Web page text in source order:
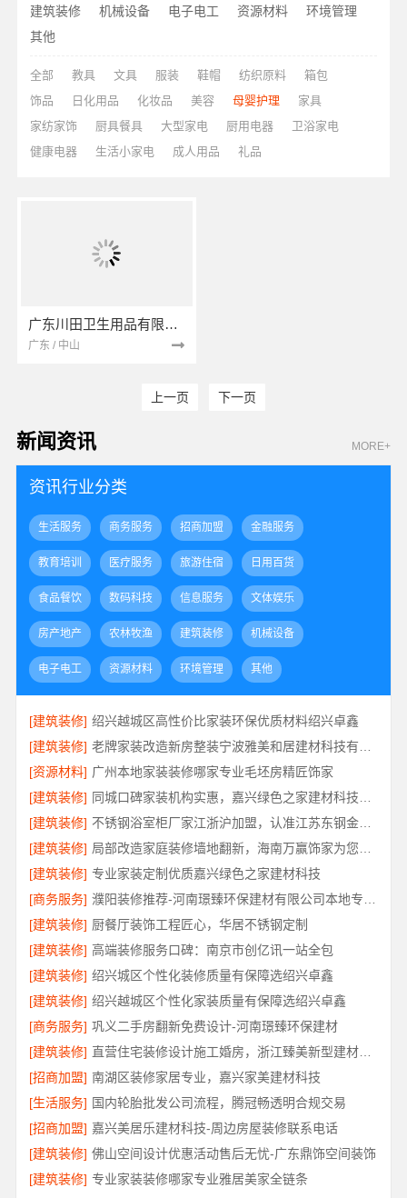
建筑装修
机械设备 电子电工 资源材料
环境管理
其他
全部 教具 文具 服装 鞋帽 纺织原料
箱包
饰品
日化用品 化妆品 美容 母婴护理
家具
家纺家饰
厨具餐具 大型家电 厨用电器
卫浴家电
健康电器
生活小家电 成人用品 礼品
广东川田卫生用品有限公司
广东 / 中山
上一页 下一页
新闻资讯 MORE+
资讯行业分类
生活服务 商务服务 招商加盟 金融服务
教育培训 医疗服务 旅游住宿 日用百货
食品餐饮 数码科技 信息服务 文体娱乐
房产地产 农林牧渔 建筑装修 机械设备
电子电工 资源材料 环境管理 其他
[建筑装修] 绍兴越城区高性价比家装环保优质材料绍兴卓鑫
[建筑装修]
[资源材料] 广州本地家装装修哪家专业毛坯房精匠饰家
[建筑装修]
[建筑装修]
不锈钢浴室柜厂家江浙沪加盟，认准江苏东钢金属科技有限公司
[建筑装修]
[建筑装修] 专业家装定制优质嘉兴绿色之家建材科技
[商务服务]
[建筑装修] 厨餐厅装饰工程匠心，华居不锈钢定制
[建筑装修] 高端装修服务口碑：南京市创亿讯一站全包
[建筑装修] 绍兴城区个性化装修质量有保障选绍兴卓鑫
[建筑装修] 绍兴越城区个性化家装质量有保障选绍兴卓鑫
[商务服务] 巩义二手房翻新免费设计-河南璟臻环保建材
[建筑装修]
直营住宅装修设计施工婚房，浙江臻美新型建材有限公司打造爱巢
[招商加盟] 南湖区装修家居专业，嘉兴家美建材科技
[生活服务] 国内轮胎批发公司流程，腾冠畅透明合规交易
[招商加盟] 嘉兴美居乐建材科技-周边房屋装修联系电话
[建筑装修] 佛山空间设计优惠活动售后无忧-广东鼎饰空间装饰
[建筑装修] 专业家装装修哪家专业雅居美家全链条